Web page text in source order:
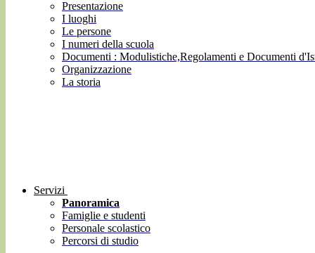
Presentazione
I luoghi
Le persone
I numeri della scuola
Documenti : Modulistiche,Regolamenti e Documenti
Organizzazione
La storia
Servizi
Panoramica
Famiglie e studenti
Personale scolastico
Percorsi di studio